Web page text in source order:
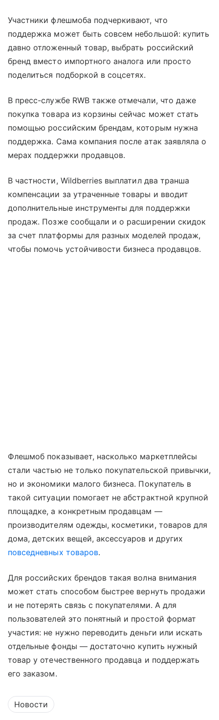
Участники флешмоба подчеркивают, что
поддержка может быть совсем небольшой: купить
давно отложенный товар, выбрать российский
бренд вместо импортного аналога или просто
поделиться подборкой в соцсетях.
В пресс-службе RWB также отмечали, что даже
покупка товара из корзины сейчас может стать
помощью российским брендам, которым нужна
поддержка. Сама компания после атак заявляла о
мерах поддержки продавцов.
В частности, Wildberries выплатил два транша
компенсации за утраченные товары и вводит
дополнительные инструменты для поддержки
продаж. Позже сообщали и о расширении скидок
за счет платформы для разных моделей продаж,
чтобы помочь устойчивости бизнеса продавцов.
Флешмоб показывает, насколько маркетплейсы
стали частью не только покупательской привычки,
но и экономики малого бизнеса. Покупатель в
такой ситуации помогает не абстрактной крупной
площадке, а конкретным продавцам —
производителям одежды, косметики, товаров для
дома, детских вещей, аксессуаров и других
повседневных товаров.
Для российских брендов такая волна внимания
может стать способом быстрее вернуть продажи
и не потерять связь с покупателями. А для
пользователей это понятный и простой формат
участия: не нужно переводить деньги или искать
отдельные фонды — достаточно купить нужный
товар у отечественного продавца и поддержать
его заказом.
Новости